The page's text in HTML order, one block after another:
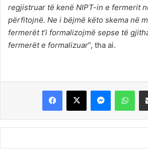
regjistruar të kenë NIPT-in e fermerit
përfitojnë. Ne i bëjmë këto skema në
fermerët t’i formalizojmë sepse të
fermerët e formalizuar”, tha ai.